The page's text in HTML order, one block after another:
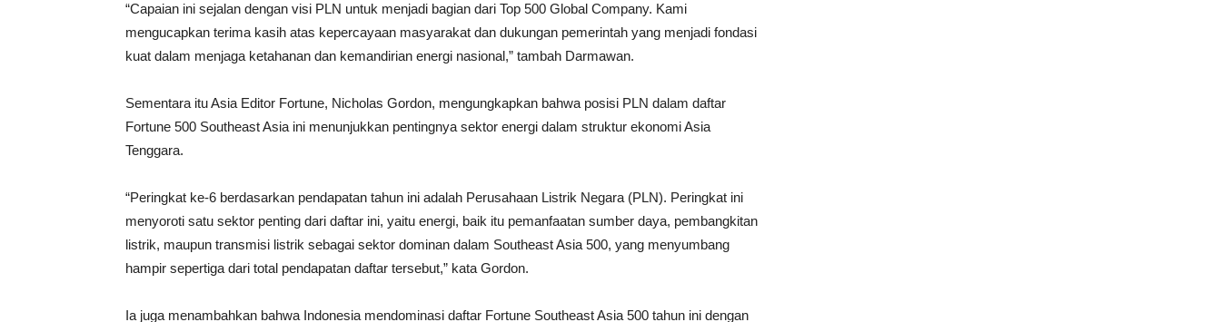
“Capaian ini sejalan dengan visi PLN untuk menjadi bagian dari Top 500 Global Company. Kami
mengucapkan terima kasih atas kepercayaan masyarakat dan dukungan pemerintah yang menjadi fondasi
kuat dalam menjaga ketahanan dan kemandirian energi nasional,” tambah Darmawan.
Sementara itu Asia Editor Fortune, Nicholas Gordon, mengungkapkan bahwa posisi PLN dalam daftar
Fortune 500 Southeast Asia ini menunjukkan pentingnya sektor energi dalam struktur ekonomi Asia
Tenggara.
“Peringkat ke-6 berdasarkan pendapatan tahun ini adalah Perusahaan Listrik Negara (PLN). Peringkat ini
menyoroti satu sektor penting dari daftar ini, yaitu energi, baik itu pemanfaatan sumber daya, pembangkitan
listrik, maupun transmisi listrik sebagai sektor dominan dalam Southeast Asia 500, yang menyumbang
hampir sepertiga dari total pendapatan daftar tersebut,” kata Gordon.
Ia juga menambahkan bahwa Indonesia mendominasi daftar Fortune Southeast Asia 500 tahun ini dengan